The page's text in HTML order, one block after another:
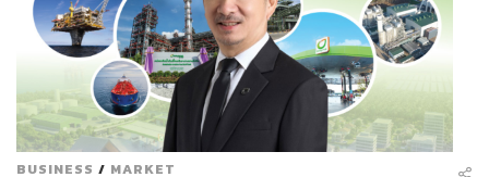
ทำลายธรรมชาติและวิถีชีวิตชุมชน ผลกระทบของ
แลนด์บริดจ์ที่มองไม่เห็น
ดร.วิภาวดีชี้ให้เห็นว่า ในรายงานการศึกษาของ สนข. ก็ระบุ
BUSINESS / MARKET